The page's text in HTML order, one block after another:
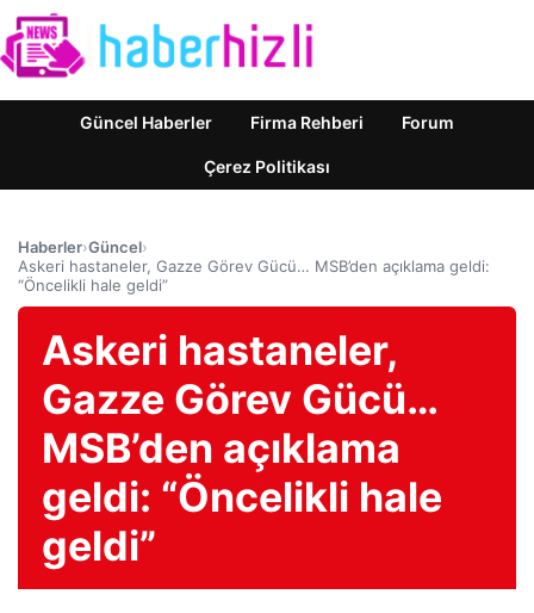
Güncel Haberler Firma Rehberi Forum
Çerez Politikası
Haberler›Güncel›
Askeri hastaneler, Gazze Görev Gücü… MSB’den açıklama geldi:
“Öncelikli hale geldi”
Askeri hastaneler,
Gazze Görev Gücü…
MSB’den açıklama
geldi: “Öncelikli hale
geldi”